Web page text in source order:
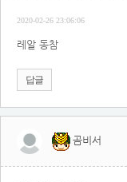
2020-02-26 23:06:06
레알 동참
답글
곰비서